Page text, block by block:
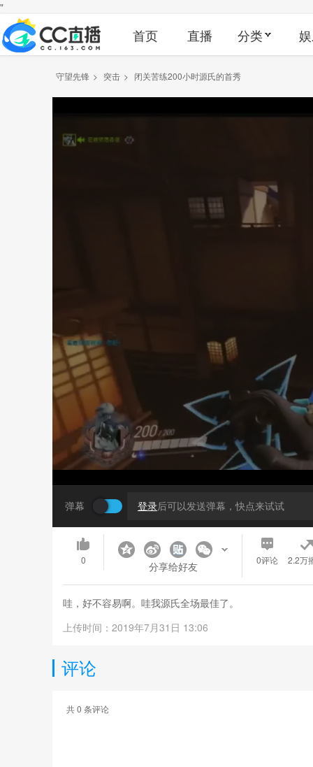
"
首页 直播 分类
守望先锋 > 突击 > 闭关苦练200小时源氏的首秀
弹幕 登录后可以发送弹幕，快点来试试
0 分享给好友 0评论 2.2万
哇，好不容易啊。哇我源氏全场最佳了。
上传时间：2019年7月31日 13:06
评论
共0 条评论